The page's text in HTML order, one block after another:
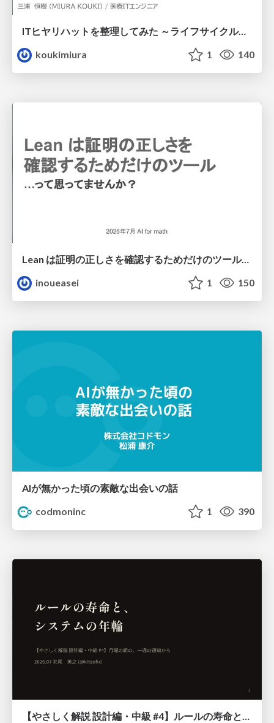
ITヒヤリハットを整理してみた ～ライフサイクルと原因から考える再発防止策～
koukimiura
1 140
Lean は証明の正しさを確認するためだけのツールって思ってませんか？
inoueasei
1 150
AIが無かった頃の素敵な出会いの話
codmoninc
1 390
【やさしく解説 設計編・中級 #4】ルールの寿命と、システムの年輪